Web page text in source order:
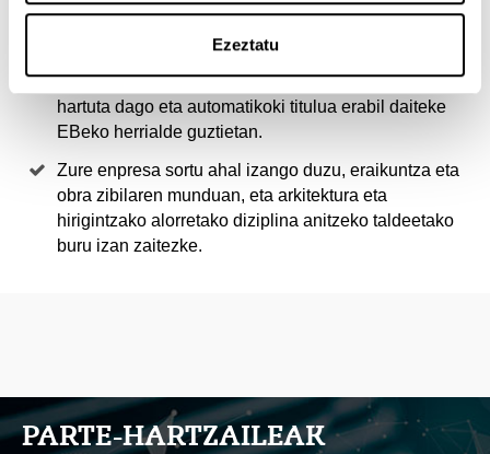
Ezeztatu
programa osoa baitu enpresetan, arkitektura-
estudioetan eta erakunde publikoetan.
UPV/EHUko gradu+master eskaintza ofizialki aintzat
hartuta dago eta automatikoki titulua erabil daiteke
EBeko herrialde guztietan.
Zure enpresa sortu ahal izango duzu, eraikuntza eta
obra zibilaren munduan, eta arkitektura eta
hirigintzako alorretako diziplina anitzeko taldeetako
buru izan zaitezke.
PARTE-HARTZAILEAK